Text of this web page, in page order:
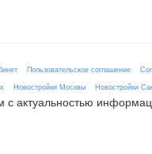
Пользовательское соглашение
Новостройки Москвы Новостройки
с актуальностью